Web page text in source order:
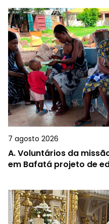
7 agosto 2026
A.Voluntários da
em Bafatá projeto de